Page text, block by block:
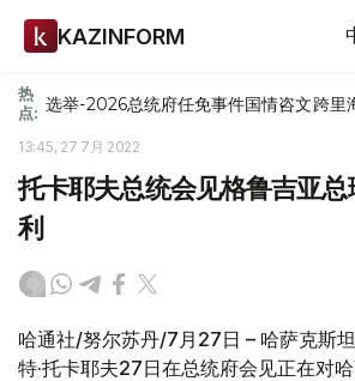
KAZINFORM
热
点: 选举-2026总统府任免事件国情咨文跨里
13:45, 27 7月 2022
托卡耶夫总统会见格鲁吉亚
利
哈通社/努尔苏丹/7月27日 – 哈萨克斯
特·托卡耶夫27日在总统府会见正在对